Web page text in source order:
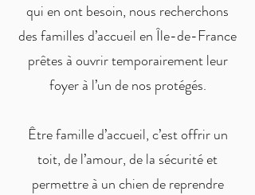
qui en ont besoin, nous recherchons
des familles d’accueil en Île-de-France
prêtes à ouvrir temporairement leur
foyer à l’un de nos protégés.
Être famille d’accueil, c’est offrir un
toit, de l’amour, de la sécurité et
permettre à un chien de reprendre